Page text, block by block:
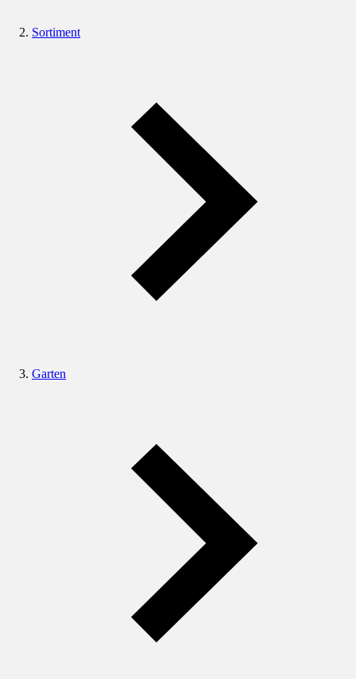
Sortiment
Garten